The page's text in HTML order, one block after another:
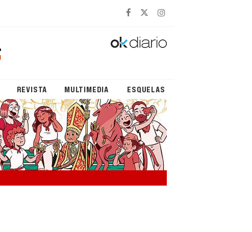
REVISTA MULTIMEDIA ESQUELAS